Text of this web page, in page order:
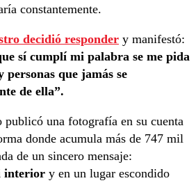
constantemente.
decidió responder y manifestó:
sí cumplí mi palabra se me pida
personas que jamás se
de ella”.
publicó una fotografía en su cuenta
donde acumula más de 747 mil
de un sincero mensaje:
interior y en un lugar escondido